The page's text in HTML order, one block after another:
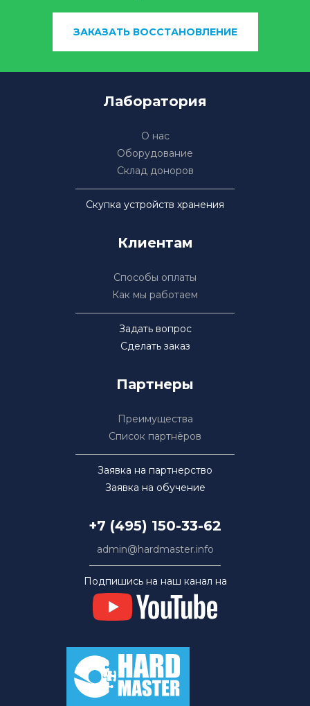
ЗАКАЗАТЬ ВОССТАНОВЛЕНИЕ
Лаборатория
О нас
Оборудование
Склад доноров
Скупка устройств хранения
Клиентам
Способы оплаты
Как мы работаем
Задать вопрос
Сделать заказ
Партнеры
Преимущества
Список партнёров
Заявка на партнерство
Заявка на обучение
+7 (495) 150-33-62
admin@hardmaster.info
Подпишись на наш канал на